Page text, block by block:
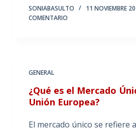
SONIABASULTO 11 NOVIEMBRE
COMENTARIO
GENERAL
¿Qué es el Mercado
Unión Europea?
El mercado único se refiere